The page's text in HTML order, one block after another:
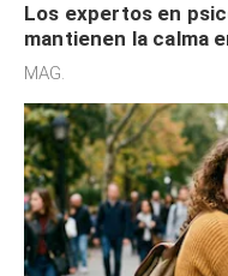
Los expertos en
mantienen la calma
cognitiva, gratitud y
MAG.